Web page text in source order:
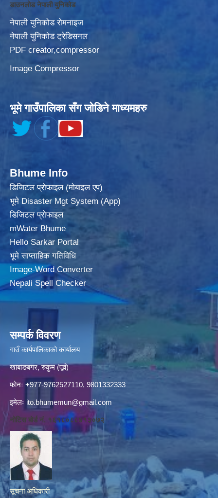
डाउनलोड नेपाली युनिकोड
नेपाली युनिकोड रोमनाइज
नेपाली युनिकोड ट्रेडिसनल
PDF creator,compressor
Image Compressor
भूमे गाउँपालिका सँग जोडिने माध्यमहरु
Bhume Info
डिजिटल प्रोफाइल (मोबाइल एप)
भूमे Disaster Mgt System (App)
डिजिटल प्रोफाइल
mWater Bhume
Hello Sarkar Portal
भूमे साप्ताहिक गतिविधि
Image-Word Converter
Nepali Spell Checker
सम्पर्क विवरण
गाउँ कार्यपालिकाको कार्यालय
खाबाङबगर, रुकुम (पूर्व)
फोनः +977-9762527110, 9801332333
इमेलः ito.bhumemun@gmail.com
नोटिस बोर्ड नं. १६१८०८८४१३०७२
सूचना अधिकारी